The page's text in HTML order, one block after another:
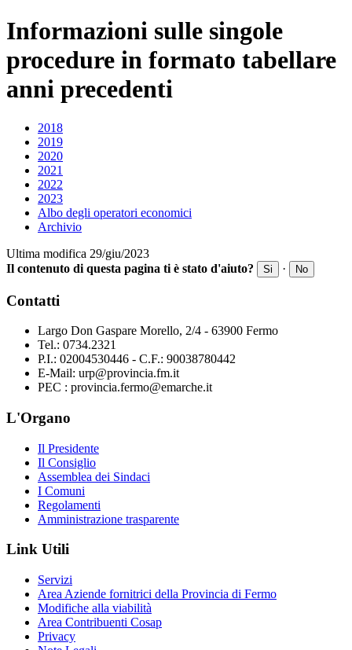
Informazioni sulle singole
procedure in formato tabellare
anni precedenti
2018
2019
2020
2021
2022
2023
Albo degli operatori economici
Archivio
Ultima modifica 29/giu/2023
Il contenuto di questa pagina ti è stato d'aiuto?
Si · No
Contatti
Largo Don Gaspare Morello, 2/4 - 63900 Fermo
Tel.: 0734.2321
P.I.: 02004530446 - C.F.: 90038780442
E-Mail: urp@provincia.fm.it
PEC : provincia.fermo@emarche.it
L'Organo
Il Presidente
Il Consiglio
Assemblea dei Sindaci
I Comuni
Regolamenti
Amministrazione trasparente
Link Utili
Servizi
Area Aziende fornitrici della Provincia di Fermo
Modifiche alla viabilità
Area Contribuenti Cosap
Privacy